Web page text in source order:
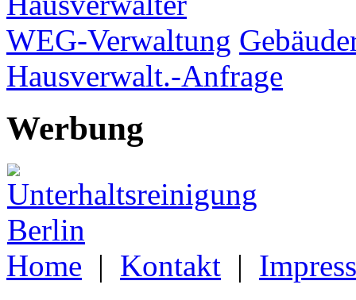
WEG-Verwaltung
Hausverwalt.-Anfrage
Werbung
Home | Kontakt |